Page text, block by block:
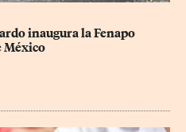
inaugura la Fenapo
México